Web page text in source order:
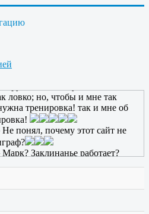
не надоело Марк @Стивен@
на него опять как ........
ловко; но, чтобы и мне так
тренировка! так и мне об
Не понял, почему этот сайт не
Марк? Заклинанье работает?